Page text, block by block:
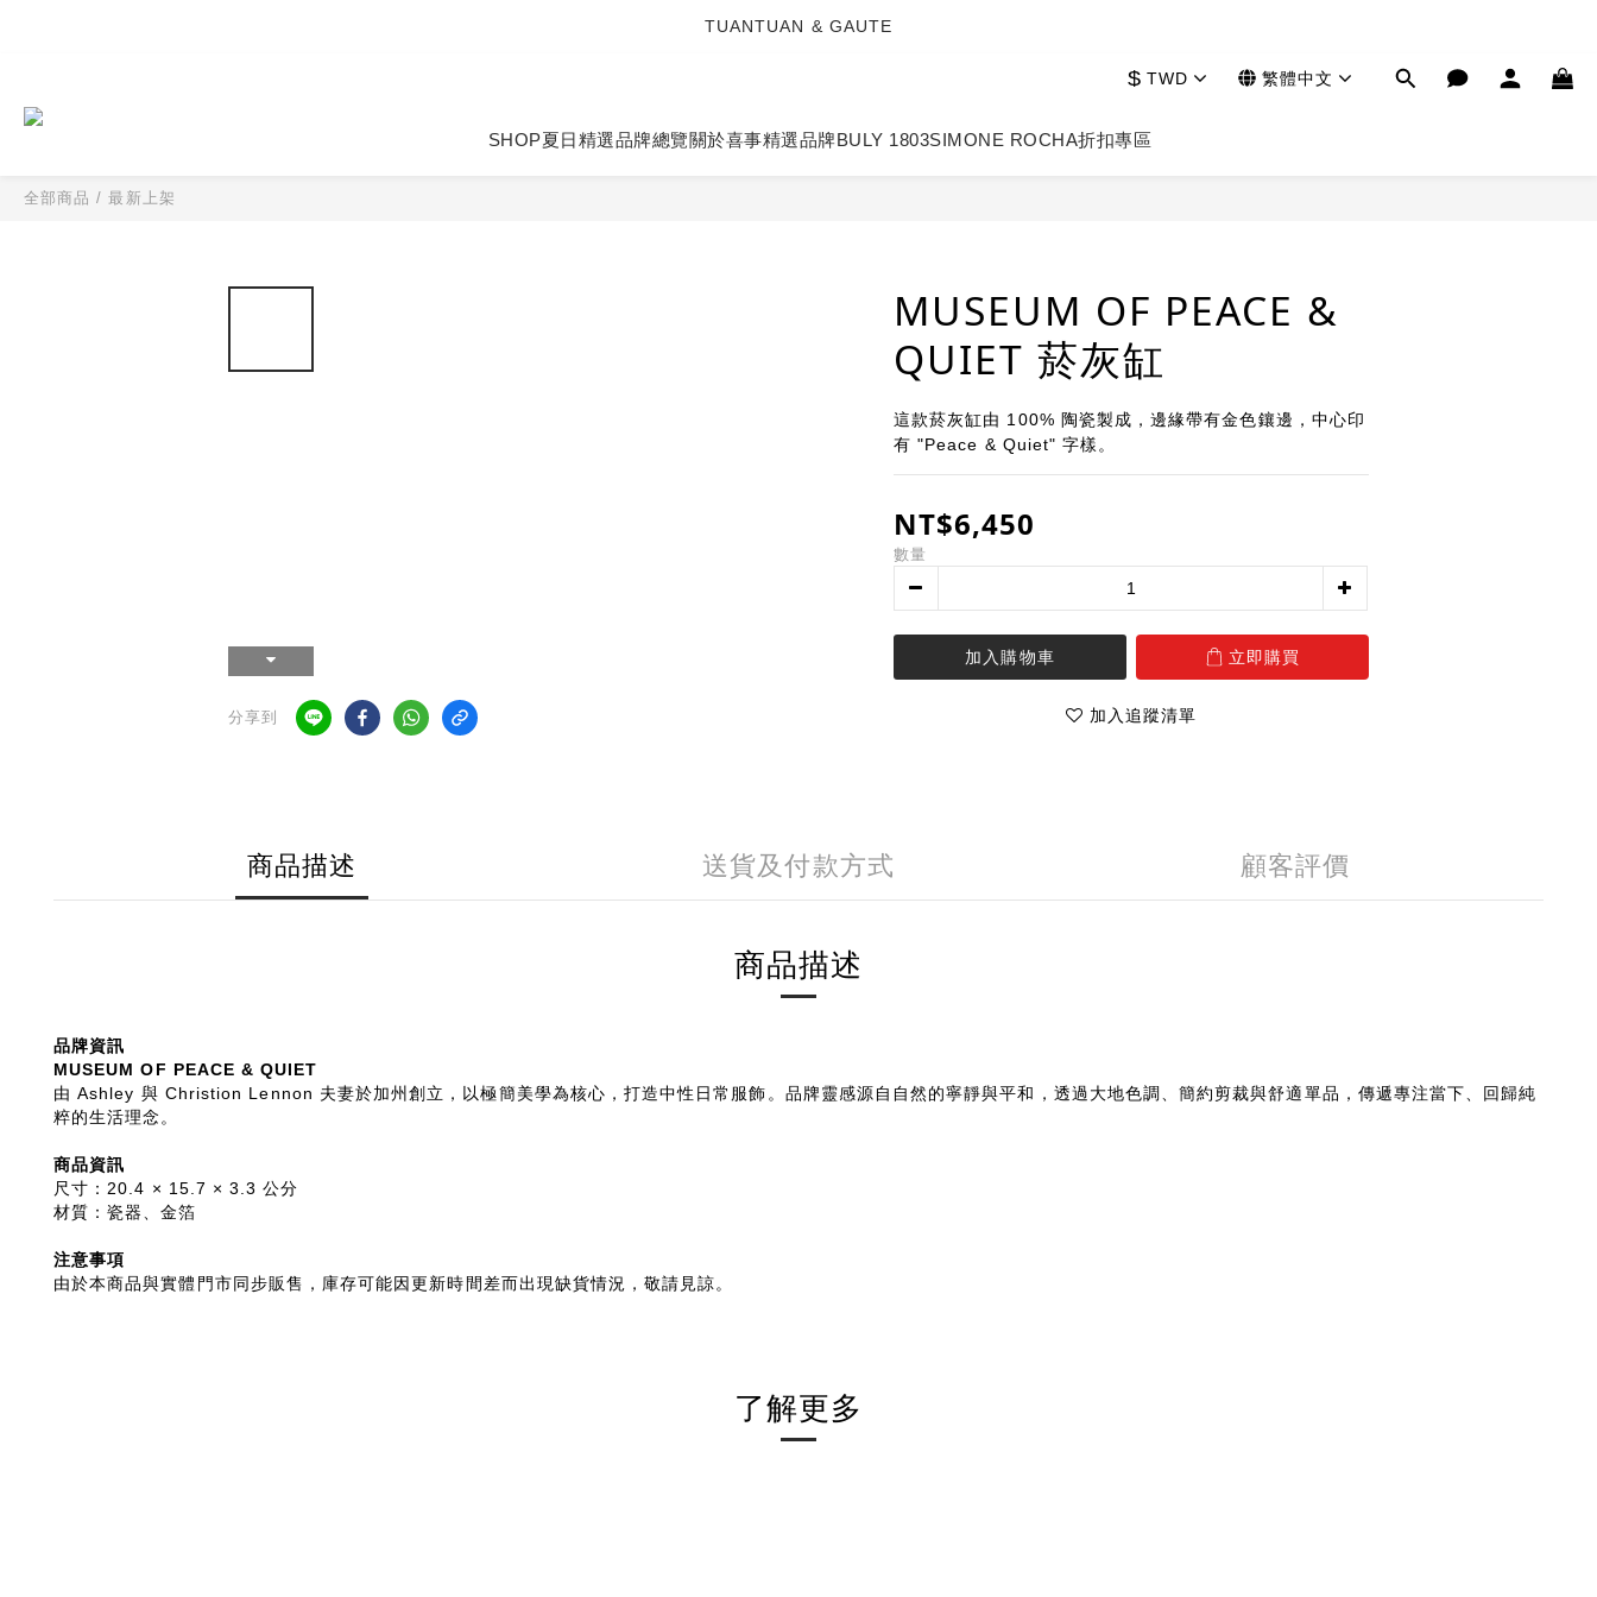
TUANTUAN & GAUTE
TUANTUAN & GAUTE
TUANTUAN & GAUTE
$ TWD 繁體中文
SHOP夏日精選品牌總覽關於喜事精選品牌BULY 1803SIMONE ROCHA折扣專區
全部商品 /最新上架
分享到
MUSEUM OF PEACE &
QUIET 菸灰缸
這款菸灰缸由 100% 陶瓷製成，邊緣帶有金色鑲邊，中心印
有 "Peace & Quiet" 字樣。
NT$6,450
數量
加入購物車 立即購買
加入追蹤清單
商品描述 送貨及付款方式 顧客評價
商品描述
品牌資訊
MUSEUM OF PEACE & QUIET
由 Ashley 與 Christion Lennon 夫妻於加州創立，以極簡美學為核心，打造中性日常服飾。品牌靈感源自自然的寧靜與平和，透過大地色調、簡約剪裁與舒適單品，傳遞專注當下、回歸純
粹的生活理念。
商品資訊
尺寸：20.4 × 15.7 × 3.3 公分
材質：瓷器、金箔
注意事項
由於本商品與實體門市同步販售，庫存可能因更新時間差而出現缺貨情況，敬請見諒。
了解更多